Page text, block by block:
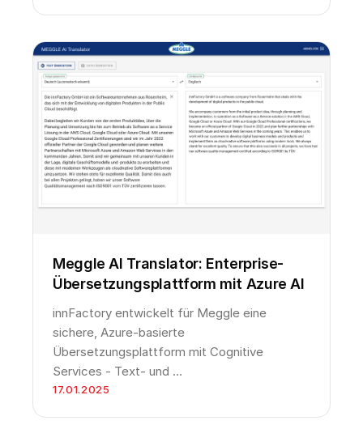
Meggle AI Translator: Enterprise-
Übersetzungsplattform mit Azure AI
innFactory entwickelt für Meggle eine
sichere, Azure-basierte
Übersetzungsplattform mit Cognitive
Services - Text- und …
17.01.2025